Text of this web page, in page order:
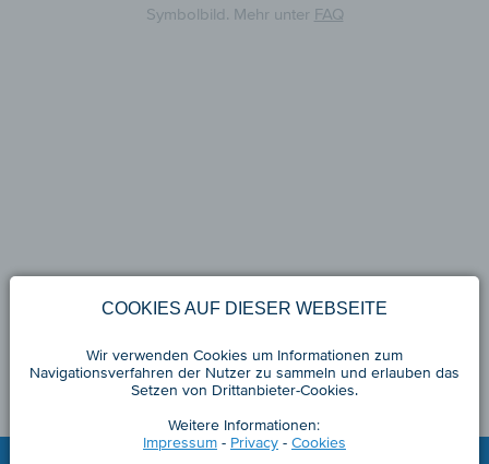
Symbolbild. Mehr unter FAQ
COOKIES AUF DIESER WEBSEITE
Wir verwenden Cookies um Informationen zum
Navigationsverfahren der Nutzer zu sammeln und erlauben das
Setzen von Drittanbieter-Cookies.
Weitere Informationen:
Impressum- Privacy- Cookies